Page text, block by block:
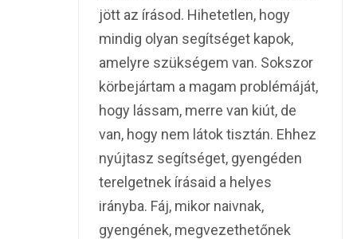
jött az írásod. Hihetetlen, hogy
mindig olyan segítséget kapok,
amelyre szükségem van. Sokszor
körbejártam a magam problémáját,
hogy lássam, merre van kiút, de
van, hogy nem látok tisztán. Ehhez
nyújtasz segítséget, gyengéden
terelgetnek írásaid a helyes
irányba. Fáj, mikor naivnak,
gyengének, megvezethetőnek